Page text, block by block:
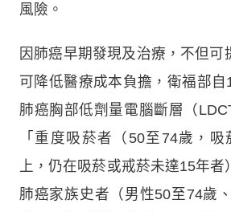
風險。
因肺癌早期發現及治療，不但可
可降低醫療成本負擔，衛福部
肺癌胸部低劑量電腦斷層（
「重度吸菸者（50至74歲，
上，仍在吸菸或戒菸未達15年
肺癌家族史者（男性50至74歲